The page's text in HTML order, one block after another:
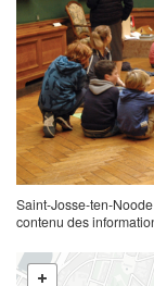
Saint-Josse-ten-
contenu des